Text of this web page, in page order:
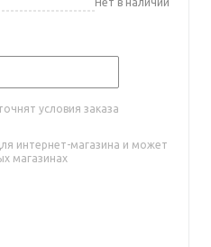
условия заказа
интернет-магазина и может
магазинах